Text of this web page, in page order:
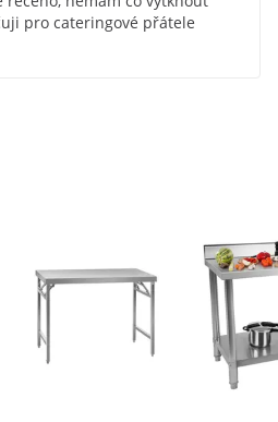
pro cateringové přátele